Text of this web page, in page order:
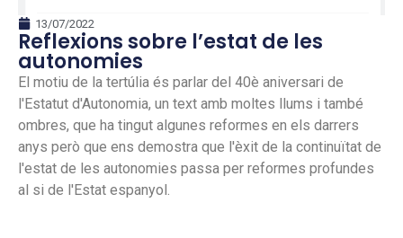
13/07/2022
Reflexions sobre l’estat de les
autonomies
El motiu de la tertúlia és parlar del 40è aniversari de
l'Estatut d'Autonomia, un text amb moltes llums i també
ombres, que ha tingut algunes reformes en els darrers
anys però que ens demostra que l'èxit de la continuïtat de
l'estat de les autonomies passa per reformes profundes
al si de l'Estat espanyol.